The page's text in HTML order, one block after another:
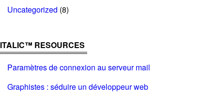
Uncategorized (8)
ITALIC™ RESOURCES
Paramètres de connexion au serveur mail
Graphistes : séduire un développeur web